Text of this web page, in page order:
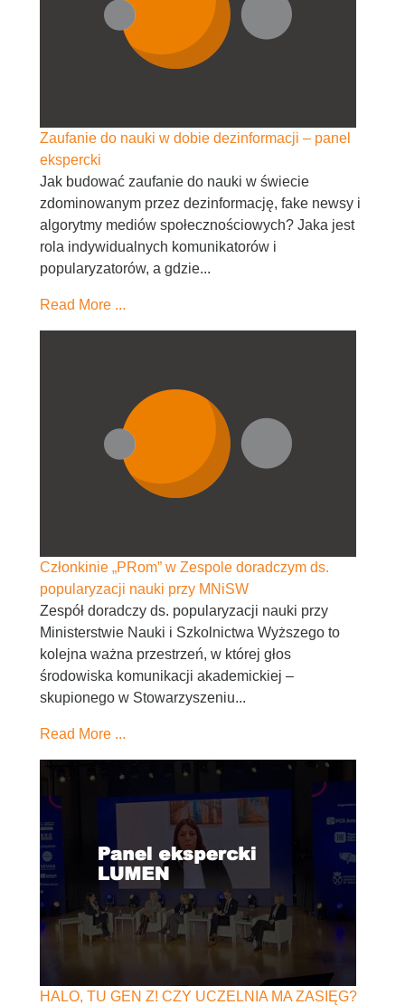
Zaufanie do nauki w dobie dezinformacji – panel
ekspercki
Jak budować zaufanie do nauki w świecie
zdominowanym przez dezinformację, fake newsy i
algorytmy mediów społecznościowych? Jaka jest
rola indywidualnych komunikatorów i
popularyzatorów, a gdzie...
Read More ...
Członkinie „PRom” w Zespole doradczym ds.
popularyzacji nauki przy MNiSW
Zespół doradczy ds. popularyzacji nauki przy
Ministerstwie Nauki i Szkolnictwa Wyższego to
kolejna ważna przestrzeń, w której głos
środowiska komunikacji akademickiej –
skupionego w Stowarzyszeniu...
Read More ...
HALO, TU GEN Z! CZY UCZELNIA MA ZASIĘG?